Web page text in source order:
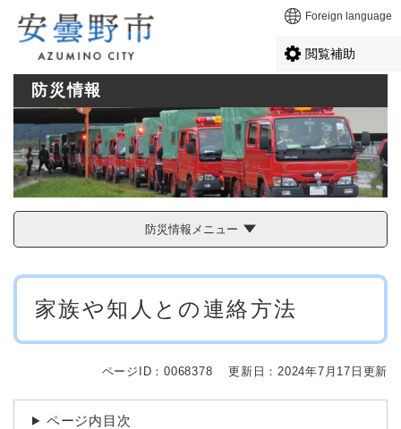
メニューを飛ばして本文へ Foreign language
閲覧補助
防災情報
防災情報メニュー
本
家族や知人との連絡方法
ページID：0068378 更新日：2024年7月17日更新
ページ内目次